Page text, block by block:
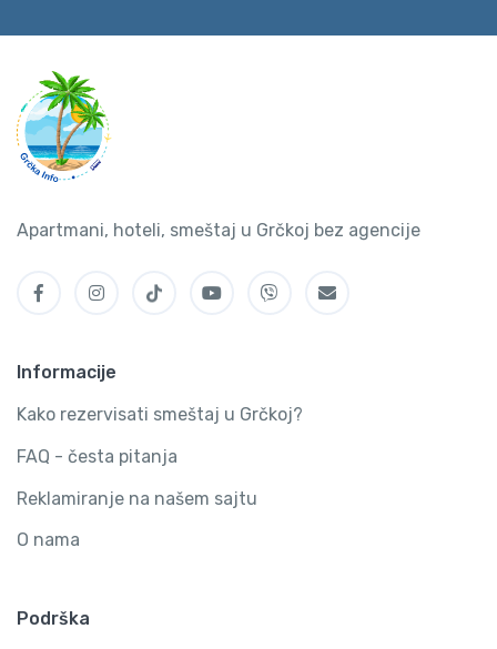
Apartmani, hoteli, smeštaj u Grčkoj bez agencije
Informacije
Kako rezervisati smeštaj u Grčkoj?
FAQ - česta pitanja
Reklamiranje na našem sajtu
O nama
Podrška